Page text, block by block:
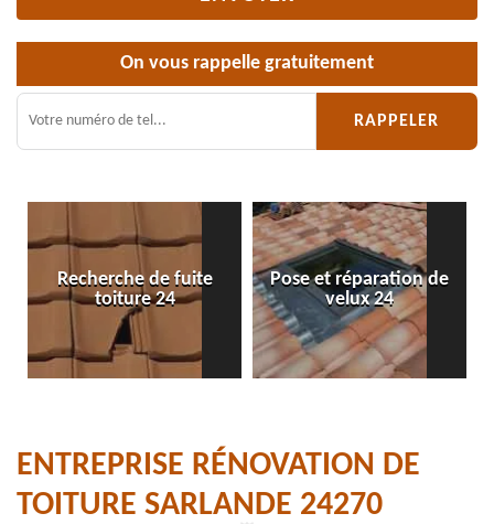
On vous rappelle gratuitement
Recherche de fuite
toiture 24
Pose et réparation de
velux 24
ENTREPRISE RÉNOVATION DE
TOITURE SARLANDE 24270